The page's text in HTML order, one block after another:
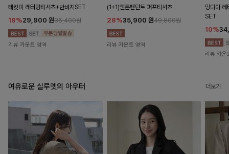
테킷미 레터링티셔츠+반바지SET
18%29,900 원36,400원
리뷰 카운트 영역
(1+1)앤튼펜던트 퍼프티셔츠
28%35,900 원49,800원
리뷰 카운트 영역
밍디아 레
SET
10%
리뷰 카운
여유로운 실루엣의 아우터 더보기